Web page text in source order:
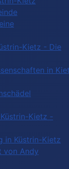
Kietz - Die
in
Kietz -
in Küstrin-Kietz
von Andy